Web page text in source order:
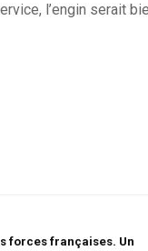
l’engin serait
forces françaises. Un